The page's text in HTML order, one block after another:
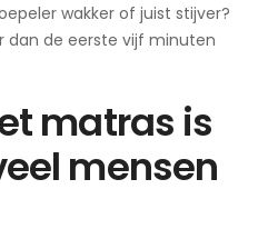
wakker of juist stijver?
dan de eerste vijf minuten
matras is
mensen